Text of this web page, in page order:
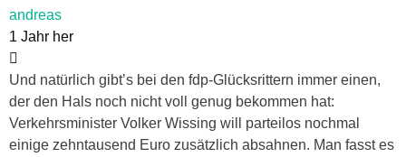
andreas
1 Jahr her
Und natürlich gibt’s bei den fdp-Glücksrittern immer einen,
der den Hals noch nicht voll genug bekommen hat:
Verkehrsminister Volker Wissing will parteilos nochmal
einige zehntausend Euro zusätzlich absahnen. Man fasst es